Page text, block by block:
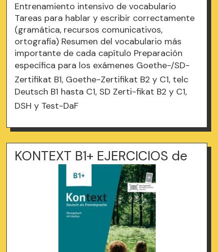
Entrenamiento intensivo de vocabulario
Tareas para hablar y escribir correctamente
(gramática, recursos comunicativos,
ortografía) Resumen del vocabulario más
importante de cada capítulo Preparación
específica para los exámenes Goethe-/SD-
Zertifikat B1, Goethe-Zertifikat B2 y C1, telc
Deutsch B1 hasta C1, SD Zerti-fikat B2 y C1,
DSH y Test-DaF
KONTEXT B1+ EJERCICIOS de